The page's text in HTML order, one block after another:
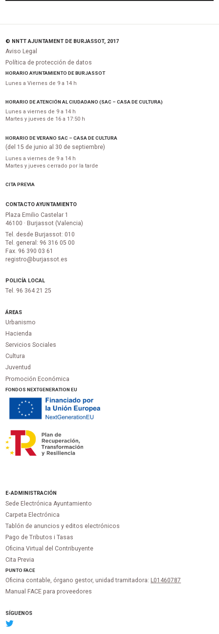
© NNTT AJUNTAMENT DE BURJASSOT, 2017
Aviso Legal
Política de protección de datos
HORARIO AYUNTAMIENTO DE BURJASSOT
Lunes a Viernes de 9 a 14 h
HORARIO DE ATENCIÓN AL CIUDADANO (SAC – CASA DE CULTURA)
Lunes a viernes de 9 a 14 h
Martes y jueves de 16 a 17:50 h
HORARIO DE VERANO SAC – CASA DE CULTURA
(del 15 de junio al 30 de septiembre)
Lunes a viernes de 9 a 14 h
Martes y jueves cerrado por la tarde
CITA PREVIA
CONTACTO AYUNTAMIENTO
Plaza Emilio Castelar 1
46100 · Burjassot (Valencia)
Tel. desde Burjassot: 010
Tel. general: 96 316 05 00
Fax. 96 390 03 61
registro@burjassot.es
POLICÍA LOCAL
Tel. 96 364 21 25
ÁREAS
Urbanismo
Hacienda
Servicios Sociales
Cultura
Juventud
Promoción Económica
FONDOS NEXTGENERATION EU
E-ADMINISTRACIÓN
Sede Electrónica Ayuntamiento
Carpeta Electrónica
Tablón de anuncios y editos electrónicos
Pago de Tributos i Tasas
Oficina Virtual del Contribuyente
Cita Previa
PUNTOFACE
Oficina contable, órgano gestor, unidad tramitadora: L01460787
Manual FACE para proveedores
SÍGUENOS